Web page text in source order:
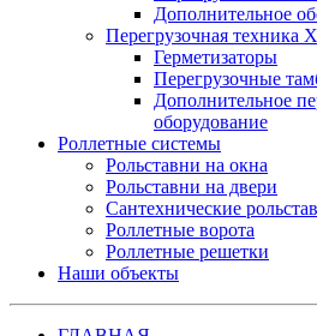
Дополнительное
Перегрузочная техника
Герметизаторы
Перегрузочные
Дополнительное
оборудование
Роллетные системы
Рольставни на окна
Рольставни на двери
Сантехнические
Роллетные ворота
Роллетные решетки
Наши объекты